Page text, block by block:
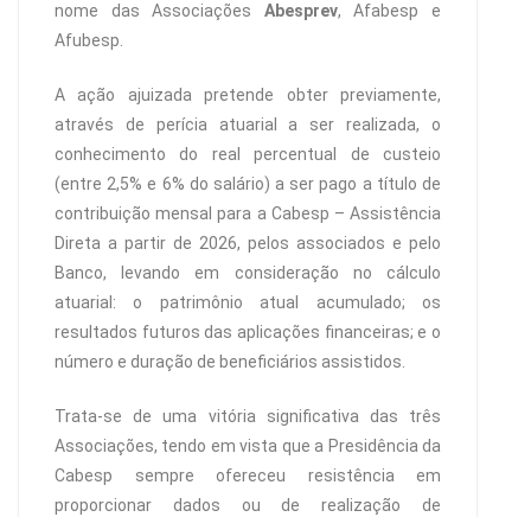
nome das Associações Abesprev, Afabesp e
Afubesp.
A ação ajuizada pretende obter previamente,
através de perícia atuarial a ser realizada, o
conhecimento do real percentual de custeio
(entre 2,5% e 6% do salário) a ser pago a título de
contribuição mensal para a Cabesp – Assistência
Direta a partir de 2026, pelos associados e pelo
Banco, levando em consideração no cálculo
atuarial: o patrimônio atual acumulado; os
resultados futuros das aplicações financeiras; e o
número e duração de beneficiários assistidos.
Trata-se de uma vitória significativa das três
Associações, tendo em vista que a Presidência da
Cabesp sempre ofereceu resistência em
proporcionar dados ou de realização de